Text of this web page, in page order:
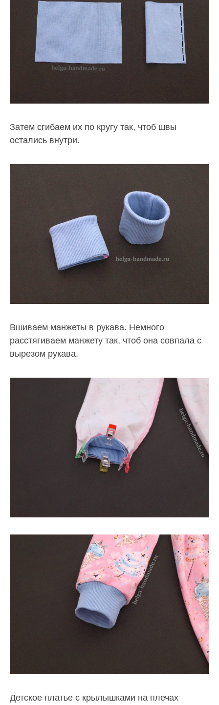
Затем сгибаем их по кругу так, чтоб швы
остались внутри.
Вшиваем манжеты в рукава. Немного
расстягиваем манжету так, чтоб она совпала с
вырезом рукава.
Детское платье с крылышками на плечах